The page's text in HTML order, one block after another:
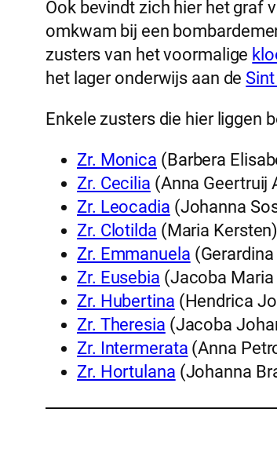
Ook bevindt zich hier het graf
omkwam bij een
zusters van het voormalige
het lager onderwijs aan de
Enkele zusters die hier liggen
Zr. Monica (Barbera
Zr. Cecilia (Anna Geertruij
Zr. Leocadia (Johanna
Zr. Clotilda (Maria
Zr. Emmanuela
Zr. Eusebia (Jacoba
Zr. Hubertina (Hendrica
Zr. Theresia (Jacoba
Zr. Intermerata (Anna
Zr. Hortulana (Johanna